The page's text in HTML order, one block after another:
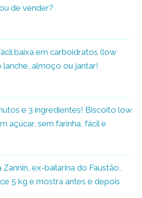
de vender?
baixa em carboidratos (low
lanche, almoço ou jantar!
e 3 ingredientes! Biscoito low
açúcar, sem farinha, fácil e
Zannin, ex-bailarina do Faustão,
5 kg e mostra antes e depois